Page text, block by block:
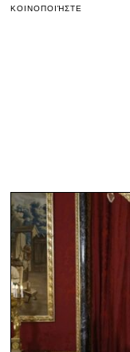
ΚΟΙΝΟΠΟΙΉΣΤΕ